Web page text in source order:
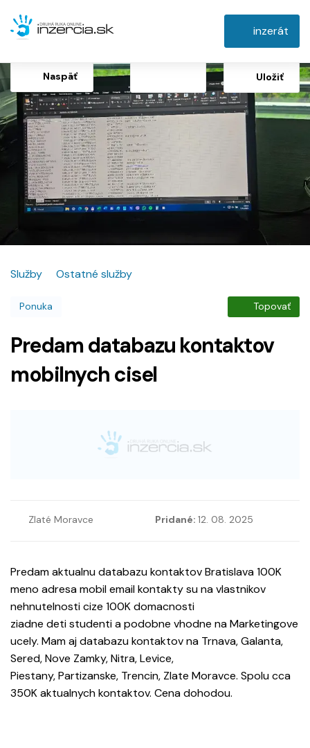
inzerát
Naspäť Uložiť
Služby Ostatné služby
Ponuka Topovať
Predam databazu kontaktov
mobilnych cisel
Zlaté Moravce Pridané: 12. 08. 2025
Predam aktualnu databazu kontaktov Bratislava 100K
meno adresa mobil email kontakty su na vlastnikov
nehnutelnosti cize 100K domacnosti
ziadne deti studenti a podobne vhodne na Marketingove
ucely. Mam aj databazu kontaktov na Trnava, Galanta,
Sered, Nove Zamky, Nitra, Levice,
Piestany, Partizanske, Trencin, Zlate Moravce. Spolu cca
350K aktualnych kontaktov. Cena dohodou.